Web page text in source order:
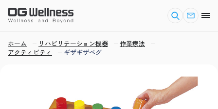
ホーム リハビリテーション機器
作業療法
アクティビティ
ギザギザペグ